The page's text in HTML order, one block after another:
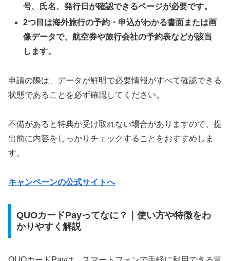
号、氏名、発行日が確認できるページが必要です。
2つ目は海外旅行の予約・申込がわかる書面または画
像データで、航空券や旅行会社の予約表などが該当
します。
申請の際は、データが鮮明で必要情報がすべて確認できる
状態であることを必ず確認してください。
不備があると特典が受け取れない場合がありますので、提
出前に内容をしっかりチェックすることをおすすめしま
す。
キャンペーンの公式サイトへ
QUOカードPayってなに？｜使い方や特徴をわ
かりやすく解説